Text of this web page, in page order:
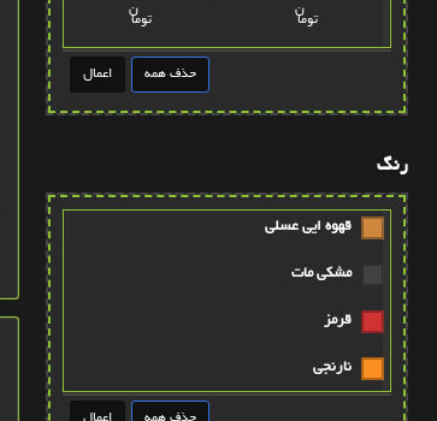
توما
ن
توما
ن
رنگ
قهوه ايي عسلي
مشکي مات
قرمز
نارنجي